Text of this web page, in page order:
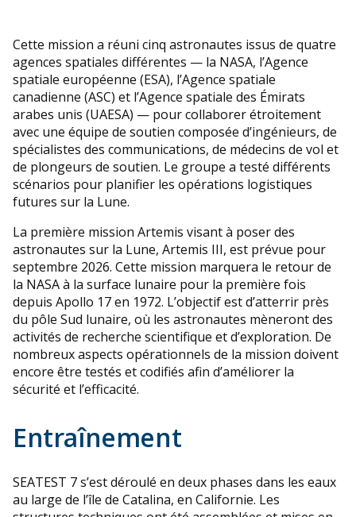
Cette mission a réuni cinq astronautes issus de quatre
agences spatiales différentes — la NASA, l’Agence
spatiale européenne (ESA), l’Agence spatiale
canadienne (ASC) et l’Agence spatiale des Émirats
arabes unis (UAESA) — pour collaborer étroitement
avec une équipe de soutien composée d’ingénieurs, de
spécialistes des communications, de médecins de vol et
de plongeurs de soutien. Le groupe a testé différents
scénarios pour planifier les opérations logistiques
futures sur la Lune.
La première mission Artemis visant à poser des
astronautes sur la Lune, Artemis III, est prévue pour
septembre 2026. Cette mission marquera le retour de
la NASA à la surface lunaire pour la première fois
depuis Apollo 17 en 1972. L’objectif est d’atterrir près
du pôle Sud lunaire, où les astronautes mèneront des
activités de recherche scientifique et d’exploration. De
nombreux aspects opérationnels de la mission doivent
encore être testés et codifiés afin d’améliorer la
sécurité et l’efficacité.
Entraînement
SEATEST 7 s’est déroulé en deux phases dans les eaux
au large de l’île de Catalina, en Californie. Les